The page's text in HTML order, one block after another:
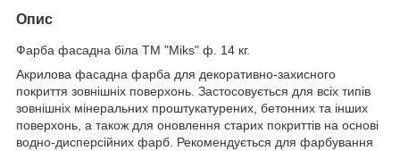
Опис
Фарба фасадна біла ТМ "Miks" ф. 14 кг.
Акрилова фасадна фарба для декоративно-захисного
покриття зовнішніх поверхонь. Застосовується для всіх типів
зовнішніх мінеральних проштукатурених, бетонних та інших
поверхонь, а також для оновлення старих покриттів на основі
водно-дисперсійних фарб. Рекомендується для фарбування